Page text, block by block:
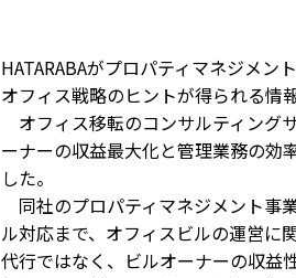
HATARABAがプロパティマネジメン
オフィス戦略のヒントが得られる情
オフィス移転のコンサルティング
ーナーの収益最大化と管理業務の効
した。
同社のプロパティマネジメント事
ル対応まで、オフィスビルの運営に
代行ではなく、ビルオーナーの収益